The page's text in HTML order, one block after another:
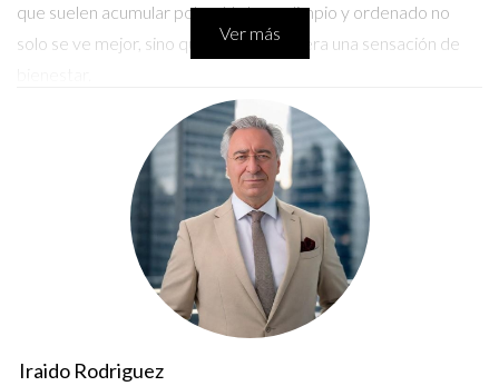
que suelen acumular polvo. Un hogar limpio y ordenado no
solo se ve mejor, sino que también genera una sensación de
Asegúrate de limpiar ventanas y espejos para maximizar
la luz natural.
Deshazte de cualquier desorden innecesario; menos es
Presta especial atención a los baños; asegúrate de que
estén impecables y bien abastecidos con toallas limpias.
Decoración y estilo
La decoración juega un papel crucial en cómo se percibe tu
hogar. Optar por un estilo neutro y acogedor puede ayudar a
Ver más
Iraido Rodriguez